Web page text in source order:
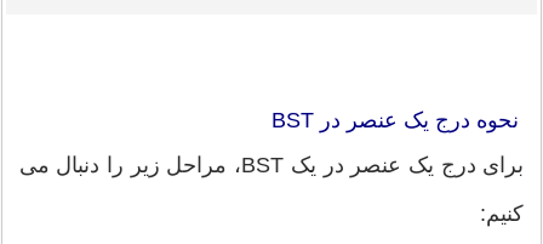
نحوه درج یک عنصر در BST
برای درج یک عنصر در یک BST، مراحل زیر را دنبال می
کنیم: